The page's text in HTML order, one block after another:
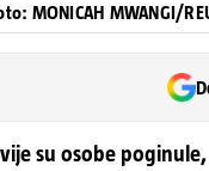
MONICAH MWANGI/
su osobe